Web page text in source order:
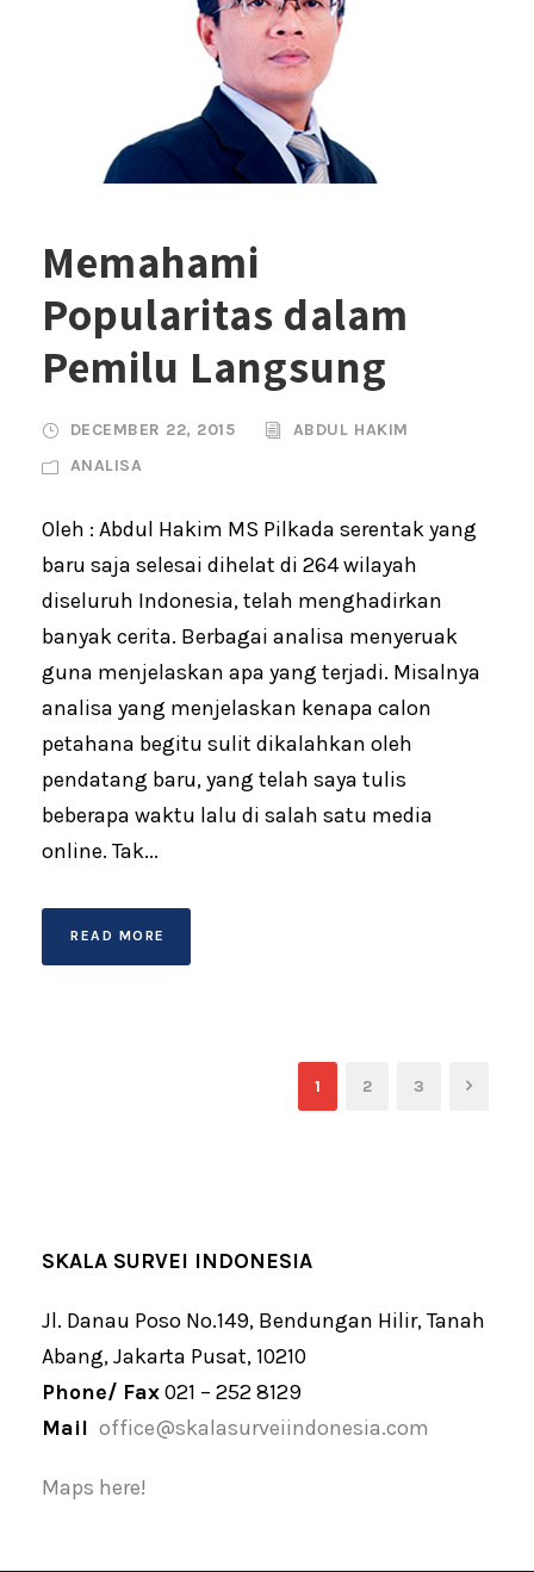
Memahami
Popularitas dalam
Pemilu Langsung
DECEMBER 22, 2015
ABDUL HAKIM
ANALISA
Oleh : Abdul Hakim MS Pilkada serentak yang
baru saja selesai dihelat di 264 wilayah
diseluruh Indonesia, telah menghadirkan
banyak cerita. Berbagai analisa menyeruak
guna menjelaskan apa yang terjadi. Misalnya
analisa yang menjelaskan kenapa calon
petahana begitu sulit dikalahkan oleh
pendatang baru, yang telah saya tulis
beberapa waktu lalu di salah satu media
online. Tak...
READ MORE
1 2 3
SKALA SURVEI INDONESIA
Jl. Danau Poso No.149, Bendungan Hilir, Tanah
Abang, Jakarta Pusat, 10210
Phone/ Fax021 – 252 8129
Mail office@skalasurveiindonesia.com
Maps here!